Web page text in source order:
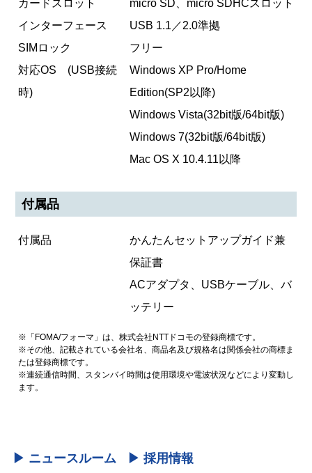
カードスロット
micro SD、micro SDHCスロット
インターフェース
USB 1.1／2.0準拠
SIMロック
フリー
対応OS (USB接続
時)
Windows XP Pro/Home
Edition(SP2以降)
Windows Vista(32bit版/64bit版)
Windows 7(32bit版/64bit版)
Mac OS X 10.4.11以降
付属品
付属品
かんたんセットアップガイド兼
保証書
ACアダプタ、USBケーブル、バ
ッテリー
※「FOMA/フォーマ」は、株式会社NTTドコモの登録商標です。
※その他、記載されている会社名、商品名及び規格名は関係会社の商標ま
たは登録商標です。
※連続通信時間、スタンバイ時間は使用環境や電波状況などにより変動し
ます。
▶ ニュースルーム ▶ 採用情報